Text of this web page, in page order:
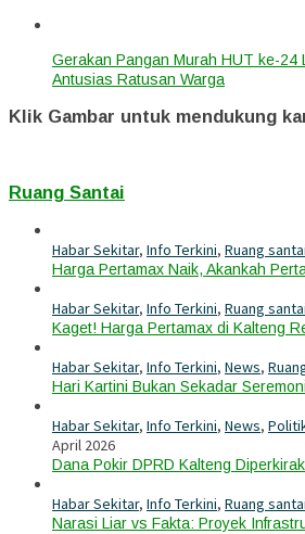
Gerakan Pangan Murah HUT ke-24
Antusias Ratusan Warga
Klik Gambar untuk mendukung
Ruang Santai
Habar Sekitar, Info Terkini, Ruang santai
Harga Pertamax Naik, Akankah
Habar Sekitar, Info Terkini, Ruang santai
Kaget! Harga Pertamax di Kalteng
Habar Sekitar, Info Terkini, News,
Hari Kartini Bukan Sekadar
Habar Sekitar, Info Terkini, News,
April 2026
Dana Pokir DPRD Kalteng
Habar Sekitar, Info Terkini, Ruang santai
Narasi Liar vs Fakta: Proyek